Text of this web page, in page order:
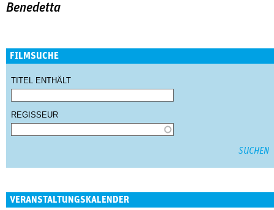
Benedetta
FILMSUCHE
TITEL ENTHÄLT
REGISSEUR
VERANSTALTUNGSKALENDER